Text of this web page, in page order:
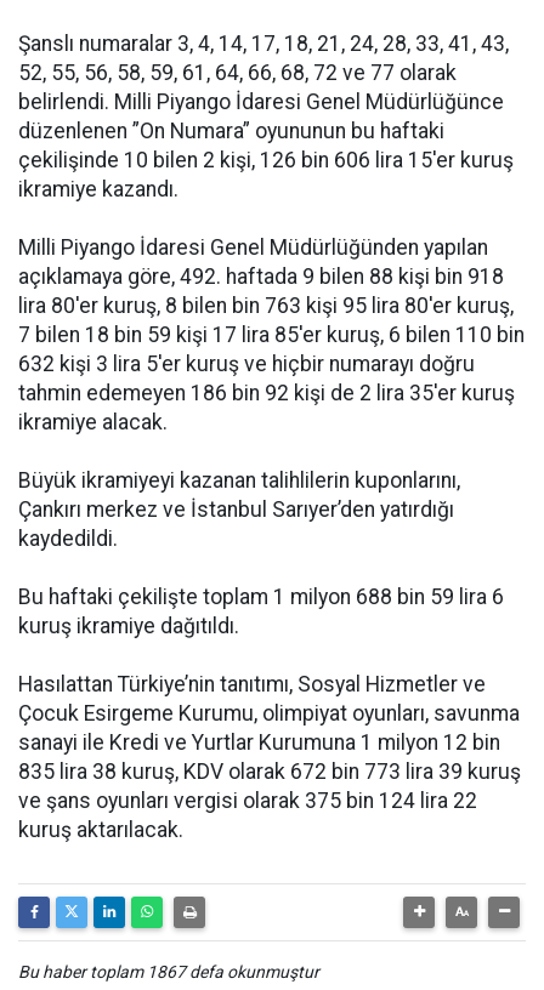
Şanslı numaralar 3, 4, 14, 17, 18, 21, 24, 28, 33, 41, 43,
52, 55, 56, 58, 59, 61, 64, 66, 68, 72 ve 77 olarak
belirlendi. Milli Piyango İdaresi Genel Müdürlüğünce
düzenlenen ”On Numara” oyununun bu haftaki
çekilişinde 10 bilen 2 kişi, 126 bin 606 lira 15′er kuruş
ikramiye kazandı.
Milli Piyango İdaresi Genel Müdürlüğünden yapılan
açıklamaya göre, 492. haftada 9 bilen 88 kişi bin 918
lira 80′er kuruş, 8 bilen bin 763 kişi 95 lira 80′er kuruş,
7 bilen 18 bin 59 kişi 17 lira 85′er kuruş, 6 bilen 110 bin
632 kişi 3 lira 5′er kuruş ve hiçbir numarayı doğru
tahmin edemeyen 186 bin 92 kişi de 2 lira 35′er kuruş
ikramiye alacak.
Büyük ikramiyeyi kazanan talihlilerin kuponlarını,
Çankırı merkez ve İstanbul Sarıyer’den yatırdığı
kaydedildi.
Bu haftaki çekilişte toplam 1 milyon 688 bin 59 lira 6
kuruş ikramiye dağıtıldı.
Hasılattan Türkiye’nin tanıtımı, Sosyal Hizmetler ve
Çocuk Esirgeme Kurumu, olimpiyat oyunları, savunma
sanayi ile Kredi ve Yurtlar Kurumuna 1 milyon 12 bin
835 lira 38 kuruş, KDV olarak 672 bin 773 lira 39 kuruş
ve şans oyunları vergisi olarak 375 bin 124 lira 22
kuruş aktarılacak.
Bu haber toplam 1867 defa okunmuştur